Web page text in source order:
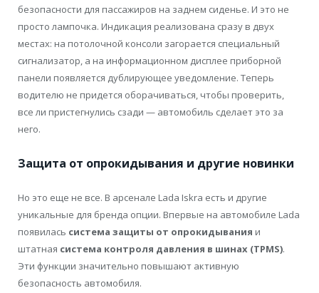
безопасности для пассажиров на заднем сиденье. И это не
просто лампочка. Индикация реализована сразу в двух
местах: на потолочной консоли загорается специальный
сигнализатор, а на информационном дисплее приборной
панели появляется дублирующее уведомление. Теперь
водителю не придется оборачиваться, чтобы проверить,
все ли пристегнулись сзади — автомобиль сделает это за
него.
Защита от опрокидывания и другие новинки
Но это еще не все. В арсенале Lada Iskra есть и другие
уникальные для бренда опции. Впервые на автомобиле Lada
появилась система защиты от опрокидывания и
штатная система контроля давления в шинах (TPMS).
Эти функции значительно повышают активную
безопасность автомобиля.